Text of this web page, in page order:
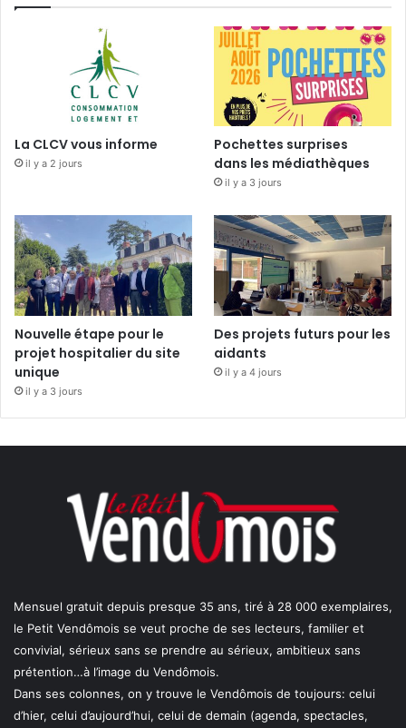
La CLCV vous informe
il y a 2 jours
Pochettes surprises
dans les médiathèques
il y a 3 jours
Nouvelle étape pour le
projet hospitalier du site
unique
il y a 3 jours
Des projets futurs pour les
aidants
il y a 4 jours
Mensuel gratuit depuis presque 35 ans, tiré à 28 000 exemplaires,
le Petit Vendômois se veut proche de ses lecteurs, familier et
convivial, sérieux sans se prendre au sérieux, ambitieux sans
prétention…à l’image du Vendômois.
Dans ses colonnes, on y trouve le Vendômois de toujours: celui
d’hier, celui d’aujourd’hui, celui de demain (agenda, spectacles,